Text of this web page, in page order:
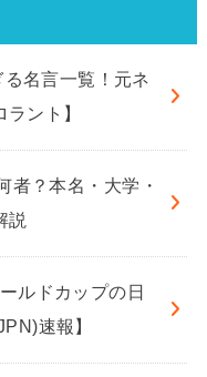
る名言一覧！元ネ
ント】
者？本名・大学・
説
ルドカップの日
速報】